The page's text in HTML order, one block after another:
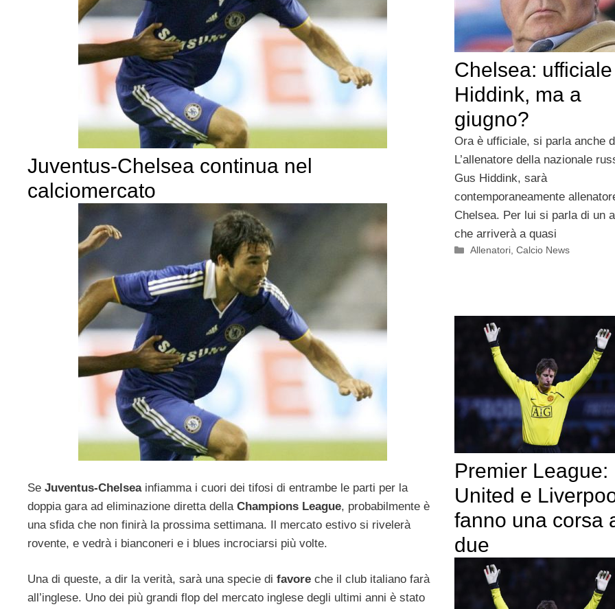
Juventus-Chelsea continua nel
calciomercato
Se Juventus-Chelseainfiamma i cuori dei tifosi di entrambe le parti per la
doppia gara ad eliminazione diretta della Champions League, probabilmente è
una sfida che non finirà la prossima settimana. Il mercato estivo si rivelerà
rovente, e vedrà i bianconeri e i blues incrociarsi più volte.
Una di queste, a dir la verità, sarà una specie di favore che il club italiano farà
all’inglese. Uno dei più grandi flop del mercato inglese degli ultimi anni è stato
Chelsea: ufficiale
Hiddink, ma a
giugno?
Ora è ufficiale, si parla anche
L’allenatore della nazionale
Gus Hiddink, sarà
contemporaneamente
Chelsea. Per lui si parla di un
che arriverà a quasi
Categorie
Allenatori ,Calcio News
Premier League:
United e
fanno una corsa
due